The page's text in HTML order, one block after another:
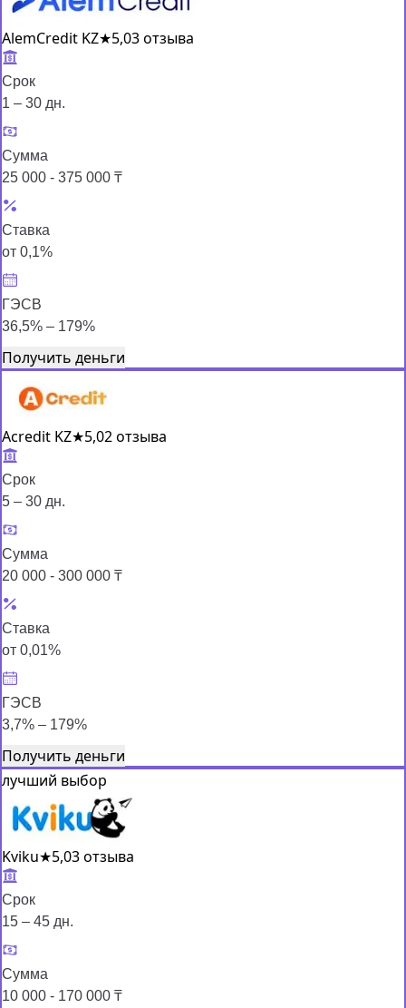
AlemCredit KZ★5,03 отзыва
Срок
1 – 30 дн.
Сумма
25 000 - 375 000 ₸
Ставка
от 0,1%
ГЭСВ
36,5% – 179%
Получить деньги
Acredit KZ★5,02 отзыва
Срок
5 – 30 дн.
Сумма
20 000 - 300 000 ₸
Ставка
от 0,01%
ГЭСВ
3,7% – 179%
Получить деньги
лучший выбор
Kviku★5,03 отзыва
Срок
15 – 45 дн.
Сумма
10 000 - 170 000 ₸